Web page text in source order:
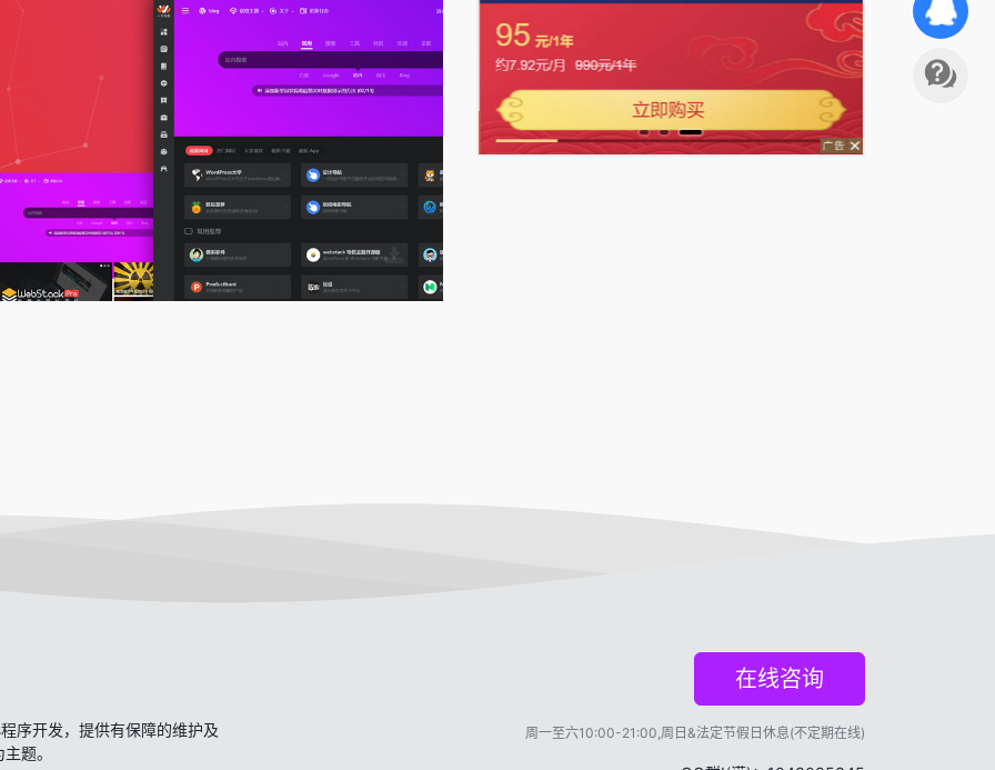
序开发，提供有保障的维护及
题。
在线咨询
周一至六10:00-21:00,周日&法定节假日休息(不定期在线)